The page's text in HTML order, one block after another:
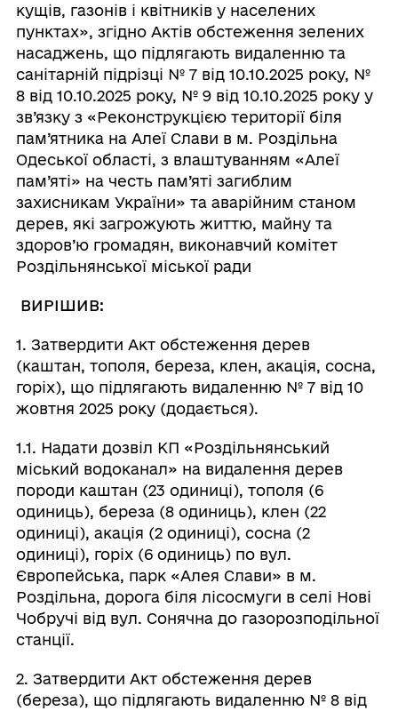
кущів, газонів і квітників у населених
пунктах», згідно Актів обстеження зелених
насаджень, що підлягають видаленню та
санітарній підрізці № 7 від 10.10.2025 року, №
8 від 10.10.2025 року, № 9 від 10.10.2025 року у
зв’язку з «Реконструкцією території біля
пам’ятника на Алеї Слави в м. Роздільна
Одеської області, з влаштуванням «Алеї
пам’яті» на честь пам’яті загиблим
захисникам України» та аварійним станом
дерев, які загрожують життю, майну та
здоров’ю громадян, виконавчий комітет
Роздільнянської міської ради
ВИРІШИВ:
1. Затвердити Акт обстеження дерев
(каштан, тополя, береза, клен, акація, сосна,
горіх), що підлягають видаленню № 7 від 10
жовтня 2025 року (додається).
1.1. Надати дозвіл КП «Роздільнянський
міський водоканал» на видалення дерев
породи каштан (23 одиниці), тополя (6
одиниць), береза (8 одиниць), клен (22
одиниці), акація (2 одиниці), сосна (2
одиниці), горіх (6 одиниць) по вул.
Європейська, парк «Алея Слави» в м.
Роздільна, дорога біля лісосмуги в селі Нові
Чобручі від вул. Сонячна до газорозподільної
станції.
2. Затвердити Акт обстеження дерев
(береза), що підлягають видаленню № 8 від